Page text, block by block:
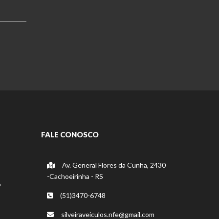
FALE CONOSCO
Av. General Flores da Cunha, 2430
-Cachoeirinha - RS
(51)3470-6748
silveiraveiculos.nfe@gmail.com